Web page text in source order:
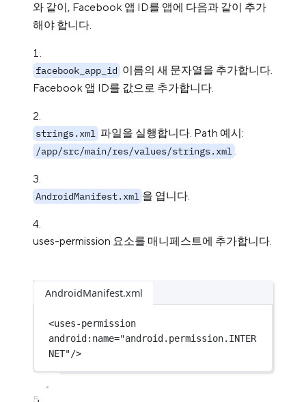
와 같이, Facebook 앱 ID를 앱에 다음과 같이 추가
해야 합니다.
facebook_app_id 이름의 새 문자열을 추가합니다.
Facebook 앱 ID를 값으로 추가합니다.
strings.xml 파일을 실행합니다. Path 예시:
/app/src/main/res/values/strings.xml .
AndroidManifest.xml 을 엽니다.
uses-permission 요소를 매니페스트에 추가합니다.
AndroidManifest.xml
<uses-permission
android:name="android.permission.INTER
NET"/>